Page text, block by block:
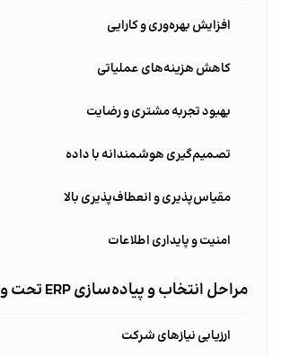
افزایش بهره‌وری و کارایی
کاهش هزینه‌های عملیاتی
بهبود تجربه مشتری و رضایت
تصمیم‌گیری هوشمندانه با داده
مقیاس‌پذیری و انعطاف‌پذیری بالا
امنیت و پایداری اطلاعات
مراحل انتخاب و پیاده‌سازی ERP تحت وب موفق
ارزیابی نیازهای شرکت